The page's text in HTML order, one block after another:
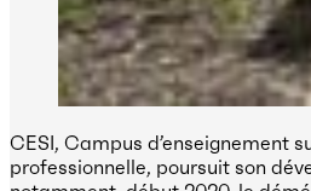
CESI, Campus d’enseignement
professionnelle, poursuit son